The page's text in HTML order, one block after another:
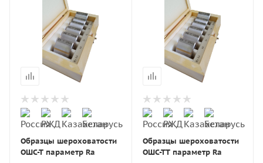
Образцы шероховатости
ОШС-Т параметр Ra
Образцы шероховатости
ОШС-ТТ параметр Ra